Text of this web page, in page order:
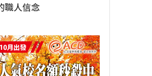
職人信念